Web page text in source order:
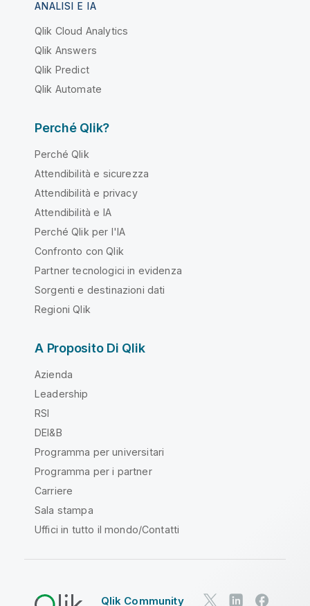
ANALISI E IA
Qlik Cloud Analytics
Qlik Answers
Qlik Predict
Qlik Automate
Perché Qlik?
Perché Qlik
Attendibilità e sicurezza
Attendibilità e privacy
Attendibilità e IA
Perché Qlik per l'IA
Confronto con Qlik
Partner tecnologici in evidenza
Sorgenti e destinazioni dati
Regioni Qlik
A Proposito Di Qlik
Azienda
Leadership
RSI
DEI&B
Programma per universitari
Programma per i partner
Carriere
Sala stampa
Uffici in tutto il mondo/Contatti
Qlik Community